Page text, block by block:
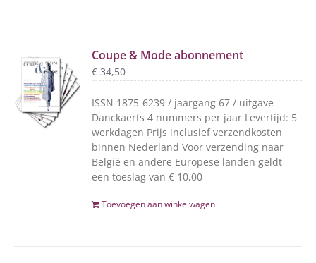
Coupe & Mode abonnement
€ 34,50
ISSN 1875-6239 / jaargang 67 / uitgave
Danckaerts 4 nummers per jaar Levertijd: 5
werkdagen Prijs inclusief verzendkosten
binnen Nederland Voor verzending naar
België en andere Europese landen geldt
een toeslag van € 10,00
Toevoegen aan winkelwagen